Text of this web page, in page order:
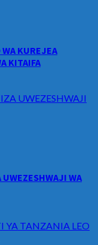
KUREJEA
KITAIFA
UWEZESHWAJI
UWEZESHWAJI WA
YA TANZANIA LEO